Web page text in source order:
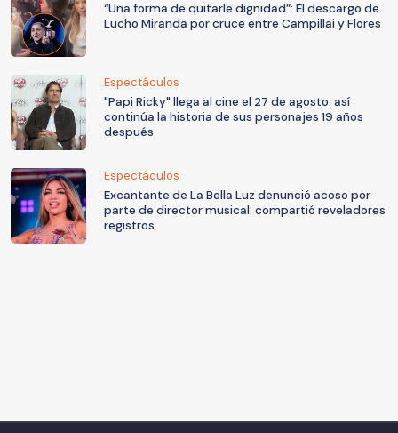
“Una forma de quitarle dignidad”: El descargo de
Lucho Miranda por cruce entre Campillai y Flores
Espectáculos
"Papi Ricky" llega al cine el 27 de agosto: así
continúa la historia de sus personajes 19 años
después
Espectáculos
Excantante de La Bella Luz denunció acoso por
parte de director musical: compartió reveladores
registros